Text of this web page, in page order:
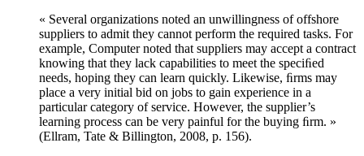
« Several organizations noted an unwillingness of offshore
suppliers to admit they cannot perform the required tasks. For
example, Computer noted that suppliers may accept a contract
knowing that they lack capabilities to meet the speciﬁed
needs, hoping they can learn quickly. Likewise, ﬁrms may
place a very initial bid on jobs to gain experience in a
particular category of service. However, the supplier’s
learning process can be very painful for the buying ﬁrm. »
(Ellram, Tate & Billington, 2008, p. 156).